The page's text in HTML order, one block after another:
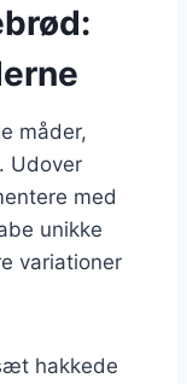
måder,
Udover
med
unikke
variationer
hakkede